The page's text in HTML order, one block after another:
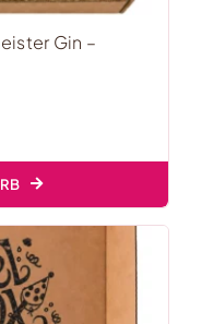
Gin –